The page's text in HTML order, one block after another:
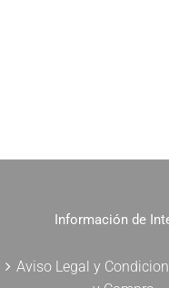
Información de
Aviso Legal y